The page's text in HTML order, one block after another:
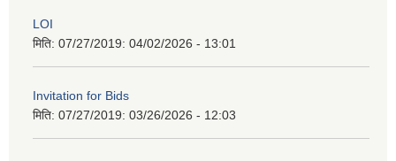
LOI
मिति: 07/27/2019: 04/02/2026 - 13:01
Invitation for Bids
मिति: 07/27/2019: 03/26/2026 - 12:03